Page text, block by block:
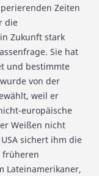
Zeiten
die
Zukunft stark
Sie hat
und bestimmte
von der
weil er
europäische
Weißen nicht
sichert ihm die
früheren
Lateinamerikaner,